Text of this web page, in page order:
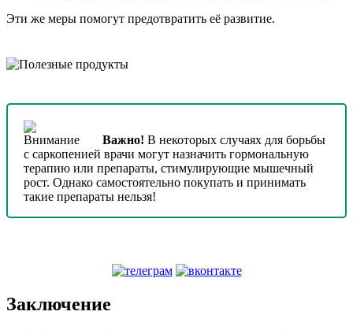
Эти же меры помогут предотвратить её развитие.
Важно! В некоторых случаях для борьбы
с саркопенией врачи могут назначить гормональную
терапию или препараты, стимулирующие мышечный
рост. Однако самостоятельно покупать и принимать
такие препараты нельзя!
Заключение